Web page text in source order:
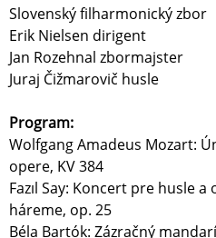
Slovenský filharmonický zbor
Erik Nielsen dirigent
Jan Rozehnal zbormajster
Juraj Čižmarovič husle
Program:
Wolfgang Amadeus Mozart:
opere, KV 384
Fazıl Say: Koncert pre husle
háreme, op. 25
Béla Bartók: Zázračný